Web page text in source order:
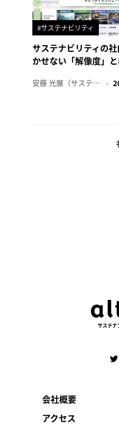
#サステナビリティ
サステナビリティの
かせない「解像度」
安藤 光展（サステナビリティ・コンサルタント）
サステナ
会社概要
アクセス